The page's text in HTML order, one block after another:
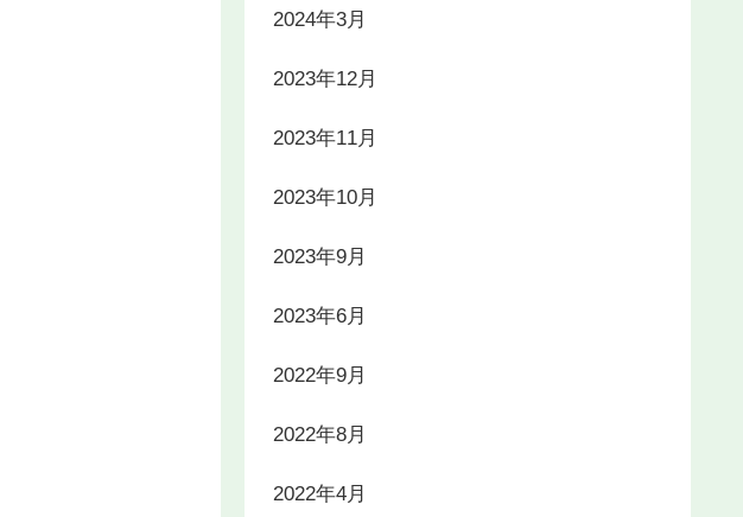
2024年3月
2023年12月
2023年11月
2023年10月
2023年9月
2023年6月
2022年9月
2022年8月
2022年4月